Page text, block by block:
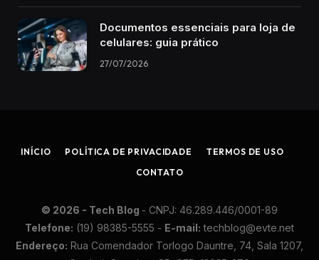
Documentos essenciais para loja de
celulares: guia prático
27/07/2026
INÍCIO POLÍTICA DE PRIVACIDADE
TERMOS DE USO
CONTATO
© 2026 - Tech Blog - CN​PJ: 46.​289.​446/​0001-​89
Te​lefone: (19) 98​385-​5555 - E-​mail: techblog@​ev​te.​net
En​der​eço: Rua Co​men​dador Tor​logo Dau​ntre, 74, Sa​la 12​07,